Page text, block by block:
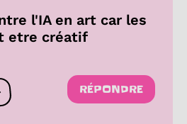
l'IA en art car les
etre créatif
les réactions
RÉPONDRE